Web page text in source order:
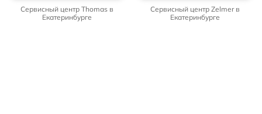
Сервисный центр Thomas в
Екатеринбурге
Сервисный центр Zelmer в
Екатеринбурге